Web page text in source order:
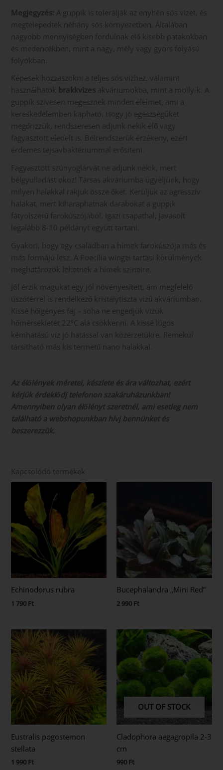
Megjegyzés: A guppik is tolerálják az enyhén sós vizet, és
megtelepedtek néhány sós környezetben. Általában
nagyobb mennyiségben fordulnak elő kisebb patakokban
és medencékben, mint a nagy, mély vagy gyors folyású
folyókban.
Képesek hozzászokni a teljes sós vízhez, valamint
használhatók brakkvizes akváriumokba, mint a molly-k. A
guppik szívesen megesznek minden élelmet, ami a
kereskedelemben kapható. Hogy jó egészségüket
megőrizzük, rendszeresen adjunk nekik élő vagy
fagyasztott eledelt is. Bélrendszerük érzékeny, ezért
érdemes tejsavbaktériummal erősíteni.
Fagyasztott szúnyoglárvát ne adjunk nekik, mert
bélgyulladást okoz! Társas akváriumba ügyeljünk, hogy
milyen halakkal rakjuk össze őket. Kerüljük az agresszív
halakat, mert kiharaphatnak darabokat a guppik
fátyolszerű farokúszójából. Igazi csapathal, javasolt
legalább 8-10 példányt együtt tartani.
Gyakori, hogy egy családban a hímek farokúszója más és
más formájú lesz. A Poecilia wingei tartási körülmények
meghatározók lehetnek a hímek színeire.
Jól érzik magukat egy jól növényesített, ám megfelelő
úszótérrel is rendelkező kristálytiszta vizű akváriumban.
Kissé hőigényes faj – soha ne engedjük vizük
hőmérsékletét 22°C alá csökkenni. A kissé lúgos
kémhatású víz jó hatással van közérzetükre. Remekül
társítható más kis termetű nano halakkal.
Az élőlények méretei, készlete és ára változhat, ezért
kérjük érdeklődj telefonon szakáruházunkban!
Amennyiben olyan élőlényt szeretnél, ami esetleg nem
található a webshopunkban hívj bennünket és
beszerezzük.
Kapcsolódó termékek
Echinodorus rubra
1 790 Ft
Bucephalandra „Mini Red”
2 990 Ft
Eustralis pogostemon
stellata
1 990 Ft
OUT OF STOCK
Cladophora aegagropila 2-3
cm
990 Ft